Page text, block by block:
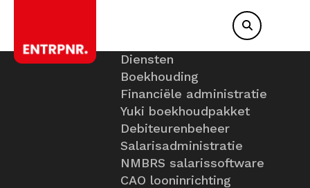
Diensten
Boekhouding
Financiële administratie
Yuki boekhoudpakket
Debiteurenbeheer
Salarisadministratie
NMBRS salarissoftware
CAO looninrichting